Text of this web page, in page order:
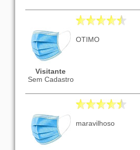
Visitante
Sem Cadastro
OTIMO
maravilhoso